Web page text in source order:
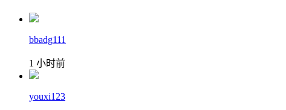
bbadg111
1 小时前
youxi123